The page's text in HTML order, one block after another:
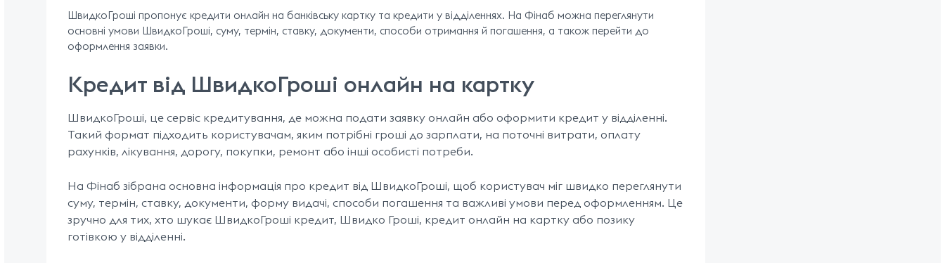
ШвидкоГроші пропонує кредити онлайн на банківську картку та кредити у відділеннях. На Фінаб можна переглянути
основні умови ШвидкоГроші, суму, термін, ставку, документи, способи отримання й погашення, а також перейти до
оформлення заявки.
Кредит від ШвидкоГроші онлайн на картку
ШвидкоГроші, це сервіс кредитування, де можна подати заявку онлайн або оформити кредит у відділенні.
Такий формат підходить користувачам, яким потрібні гроші до зарплати, на поточні витрати, оплату
рахунків, лікування, дорогу, покупки, ремонт або інші особисті потреби.
На Фінаб зібрана основна інформація про кредит від ШвидкоГроші, щоб користувач міг швидко переглянути
суму, термін, ставку, документи, форму видачі, способи погашення та важливі умови перед оформленням. Це
зручно для тих, хто шукає ШвидкоГроші кредит, Швидко Гроші, кредит онлайн на картку або позику
готівкою у відділенні.